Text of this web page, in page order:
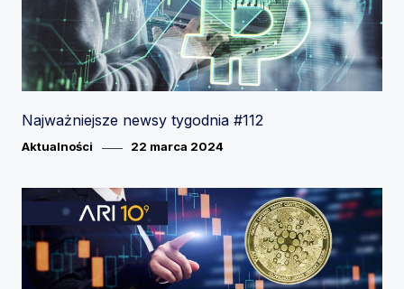
Najważniejsze newsy tygodnia #112
Category
Aktualności
Posted
22 marca 2024